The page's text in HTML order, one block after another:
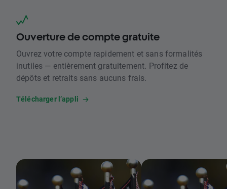
Ouverture de compte gratuite
Ouvrez votre compte rapidement et sans formalités
inutiles — entièrement gratuitement. Profitez de
dépôts et retraits sans aucuns frais.
Télécharger l’appli